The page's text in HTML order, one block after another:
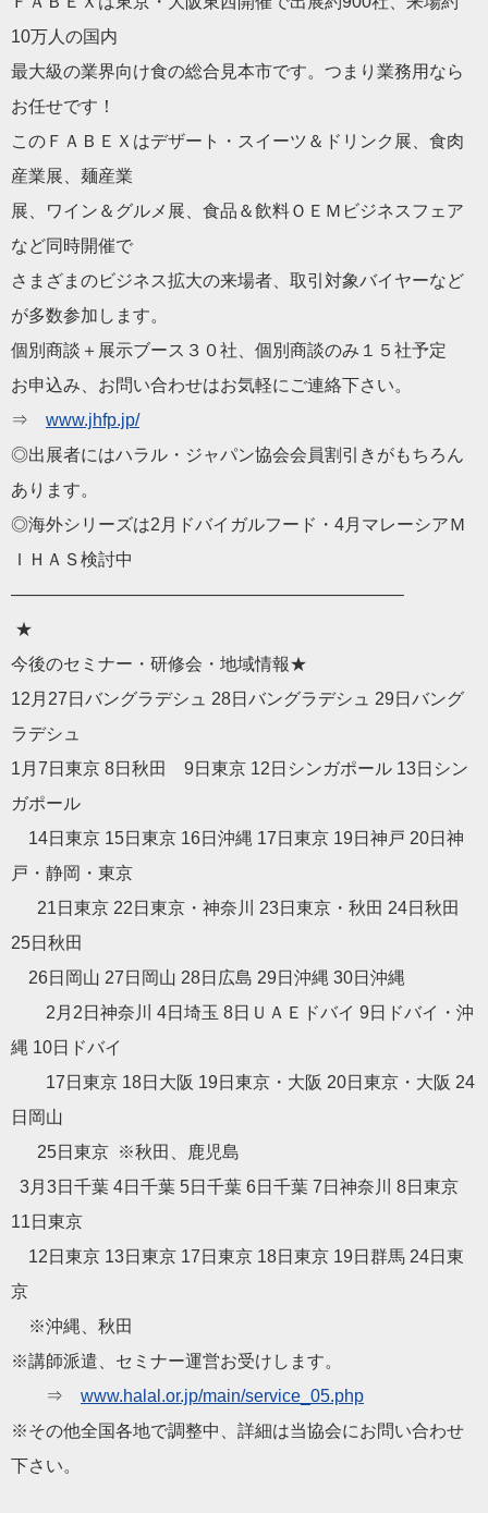
10万人の国内
最大級の業界向け食の総合見本市です。 つまり業務用なら
お任せです！
このＦＡＢＥＸはデザート・スイーツ＆ドリンク展、食肉
産業展、 麺産業
展、ワイン＆グルメ展、食品＆飲料ＯＥＭビジネスフェア
など同時開催で
さまざまのビジネス拡大の来場者、 取引対象バイヤーなど
が多数参加します。
個別商談＋展示ブース３０社、個別商談のみ１５社予定
お申込み、お問い合わせはお気軽にご連絡下さい。
⇒ www.jhfp.jp/
◎出展者にはハラル ・ ジャパン協会会 員割引きがもちろん
あります。
◎海外シリーズは2月ドバイガルフード・ 4月マレーシアＭ
ＩＨＡＳ検討中
——————————————————————–
★
今後のセミナー・研修会 ・地域情報★
12月27日バングラデシュ 28日バングラデシュ 29日バング
ラデシュ
1月7日東京 8日秋田 9日東京 12日シンガポール 13日シン
ガポール
14日東京 15日東京 16日沖縄 17日東京 19日神戸 20日神
戸・静岡・東京
21日東京 22日東京・神奈川 23日東京・秋田 24日秋田
25日秋田
26日岡山 27日岡山 28日広島 29日沖縄 30日沖縄
2月2日神奈川 4日埼玉 8日ＵＡＥドバイ 9日ドバイ・沖
縄 10日ドバイ
17日東京 18日大阪 19日東京・大阪 20日東京・大阪 24
日岡山
25日東京 ※秋田、鹿児島
3月3日千葉 4日千葉 5日千葉 6日千葉 7日神奈川 8日東京
11日東京
12日東京 13日東京 17日東京 18日東京 19日群馬 24日東
京
※沖縄、秋田
※講師派遣、セミナー運営お受けします。
⇒ www.halal .or.jp/main/service_05.php
※その他全国各地で調整中、詳細は当協会にお問い合わせ
下さい。